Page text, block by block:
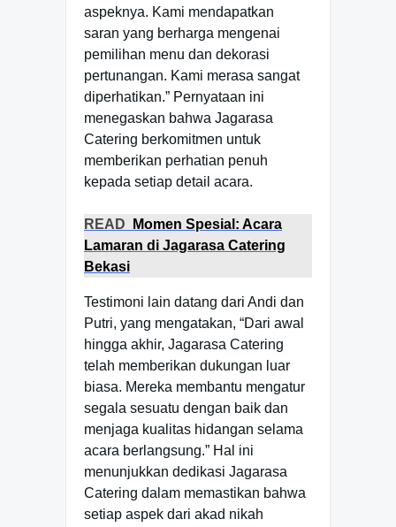
aspeknya. Kami mendapatkan
saran yang berharga mengenai
pemilihan menu dan dekorasi
pertunangan. Kami merasa sangat
diperhatikan.” Pernyataan ini
menegaskan bahwa Jagarasa
Catering berkomitmen untuk
memberikan perhatian penuh
kepada setiap detail acara.
READ
Momen Spesial: Acara
Lamaran di Jagarasa Catering
Bekasi
Testimoni lain datang dari Andi dan
Putri, yang mengatakan, “Dari awal
hingga akhir, Jagarasa Catering
telah memberikan dukungan luar
biasa. Mereka membantu mengatur
segala sesuatu dengan baik dan
menjaga kualitas hidangan selama
acara berlangsung.” Hal ini
menunjukkan dedikasi Jagarasa
Catering dalam memastikan bahwa
setiap aspek dari akad nikah